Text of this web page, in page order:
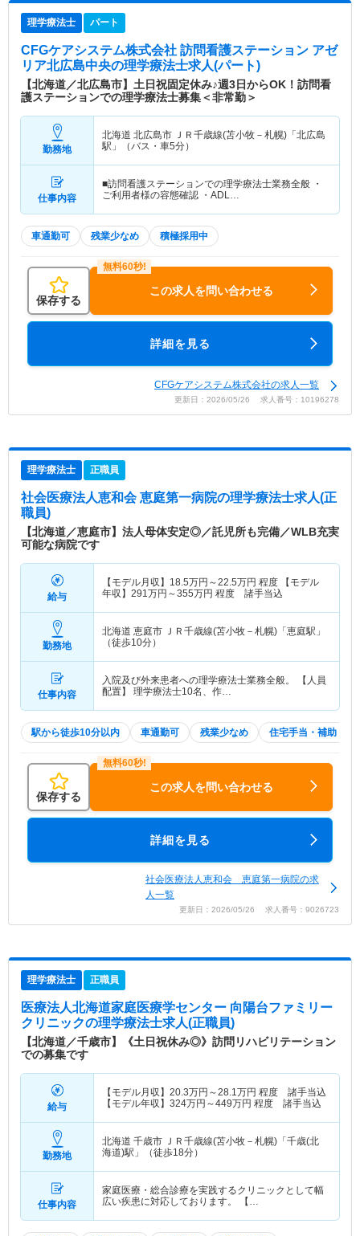
理学療法士 パート
CFGケアシステム株式会社 訪問看護ステーション アゼ
リア北広島中央の理学療法士求人(パート)
【北海道／北広島市】土日祝固定休み♪週3日からOK！訪問看
護ステーションでの理学療法士募集＜非常勤＞
勤務地
北海道 北広島市 ＪＲ千歳線(苫小牧－札幌)「北広島
駅」（バス・車5分）
仕事内容
■訪問看護ステーションでの理学療法士業務全般 ・
ご利用者様の容態確認 ・ADL…
車通勤可 残業少なめ 積極採用中
保存する
この求人を問い合わせる
詳細を見る
CFGケアシステム株式会社の求人一覧
更新日：2026/05/26 求人番号：10196278
理学療法士 正職員
社会医療法人恵和会 恵庭第一病院の理学療法士求人(正
職員)
【北海道／恵庭市】法人母体安定◎／託児所も完備／WLB充実
可能な病院です
給与
【モデル月収】 18.5万円～22.5万円 程度 【モデル
年収】 291万円～355万円 程度 諸手当込
勤務地
北海道 恵庭市 ＪＲ千歳線(苫小牧－札幌)「恵庭駅」
（徒歩10分）
仕事内容
入院及び外来患者への理学療法士業務全般。 【人員
配置】 理学療法士10名、作…
駅から徒歩10分以内 車通勤可 残業少なめ 住宅手当・補助
保存する
この求人を問い合わせる
詳細を見る
社会医療法人恵和会 恵庭第一病院の求
人一覧
更新日：2026/05/26 求人番号：9026723
理学療法士 正職員
医療法人北海道家庭医療学センター 向陽台ファミリー
クリニックの理学療法士求人(正職員)
【北海道／千歳市】《土日祝休み◎》訪問リハビリテーション
での募集です
給与
【モデル月収】 20.3万円～28.1万円 程度 諸手当込
【モデル年収】 324万円～449万円 程度 諸手当込
勤務地
北海道 千歳市 ＪＲ千歳線(苫小牧－札幌)「千歳(北
海道)駅」（徒歩18分）
仕事内容
家庭医療・総合診療を実践するクリニックとして幅
広い疾患に対応しております。 【…